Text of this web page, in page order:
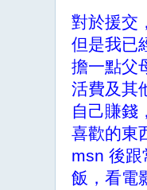
對於援交
但是我已
擔一點父
活費及其
自己賺錢
喜歡的東
msn 後跟
飯，看電